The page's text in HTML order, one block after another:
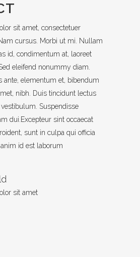
sit amet, consectetuer
cursus. Morbi ut mi. Nullam
id, condimentum at, laoreet
eleifend nonummy diam.
ante, elementum et, bibendum
nibh. Duis tincidunt lectus
Suspendisse
dui.Excepteur sint occaecat
sunt in culpa qui officia
id est laborum
sit amet